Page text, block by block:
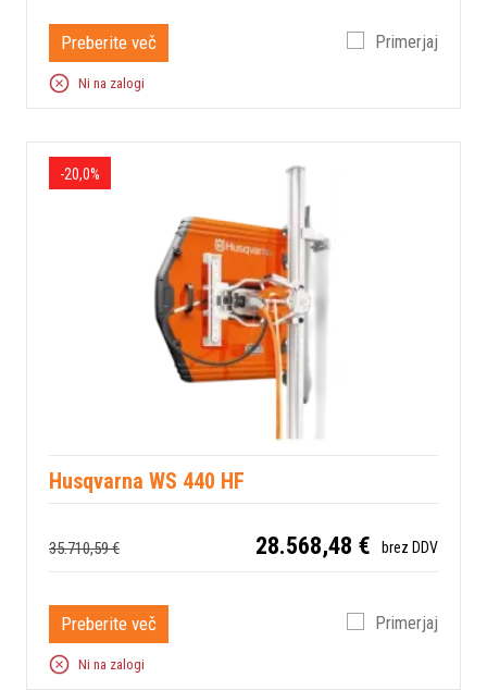
Preberite več Primerjaj
Ni na zalogi
-20,0%
Husqvarna WS 440 HF
35.710,59 € 28.568,48 € brez DDV
Preberite več Primerjaj
Ni na zalogi